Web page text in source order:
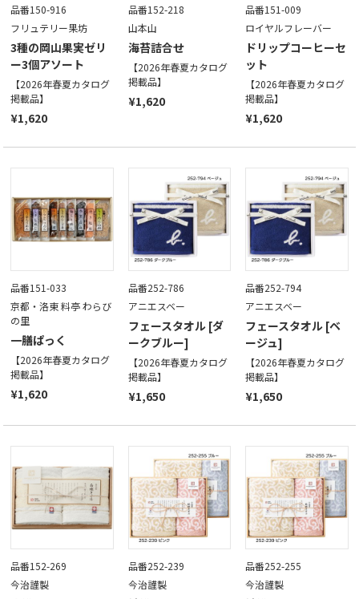
品番150-916
フリュテリー果坊
3種の岡山果実ゼリ
ー3個アソート
【2026年春夏カタログ
掲載品】
¥1,620
品番152-218
山本山
海苔詰合せ
【2026年春夏カタログ
掲載品】
¥1,620
品番151-009
ロイヤルフレーバー
ドリップコーヒーセ
ット
【2026年春夏カタログ
掲載品】
¥1,620
品番151-033
京都・洛東 料亭 わらび
の里
一膳ぱっく
【2026年春夏カタログ
掲載品】
¥1,620
品番252-786
アニエスベー
フェースタオル [ダ
ークブルー]
【2026年春夏カタログ
掲載品】
¥1,650
品番252-794
アニエスベー
フェースタオル [ベ
ージュ]
【2026年春夏カタログ
掲載品】
¥1,650
品番152-269
今治謹製
品番252-239
今治謹製
品番252-255
今治謹製